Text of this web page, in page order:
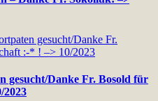
gesucht/Danke Fr. Bosold für
2023